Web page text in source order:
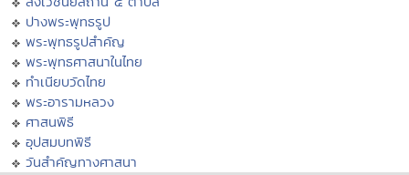
ปางพระพุทธรูป
พระพุทธรูปสำคัญ
พระพุทธศาสนาในไทย
ทำเนียบวัดไทย
พระอารามหลวง
ศาสนพิธี
อุปสมบทพิธี
วันสำคัญทางศาสนา